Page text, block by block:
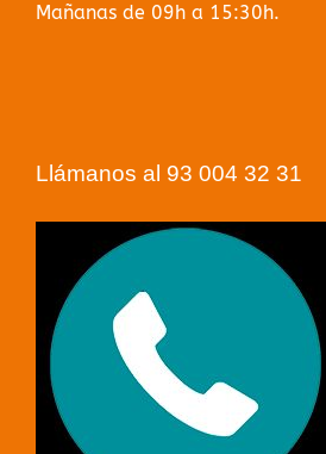
Mañanas de 09h a 15:30h.
Llámanos al 93 004 32 31